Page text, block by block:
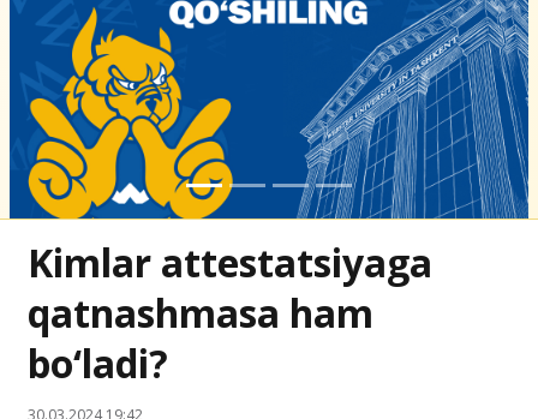
Kimlar attestatsiyaga
qatnashmasa ham
bo‘ladi?
30.03.2024 19:42